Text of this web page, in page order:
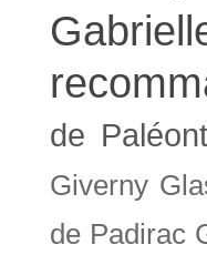
de
Giverny
de Padirac